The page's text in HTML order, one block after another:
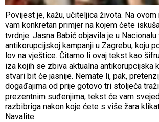
Povijest je, kažu, učiteljica života. Na
vam konkretan primjer na kojem ćete
tvrdnje. Jasna Babić objavila je u
antikorupcijskoj kampanji u Zagrebu, koju
lov na vještice. Čitamo li ovaj tekst kao
iza kojih se zbiva aktualna antikorupcijska
stvari bit će jasnije. Nemate li, pak,
događajima od prije gotovo tri stoljeća
prezentnim suđenjima, tekst će vam
razbibriga nakon koje ćete s više žara
Navalite